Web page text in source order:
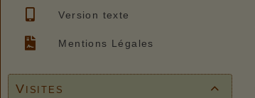
Version texte
Mentions Légales

Visites